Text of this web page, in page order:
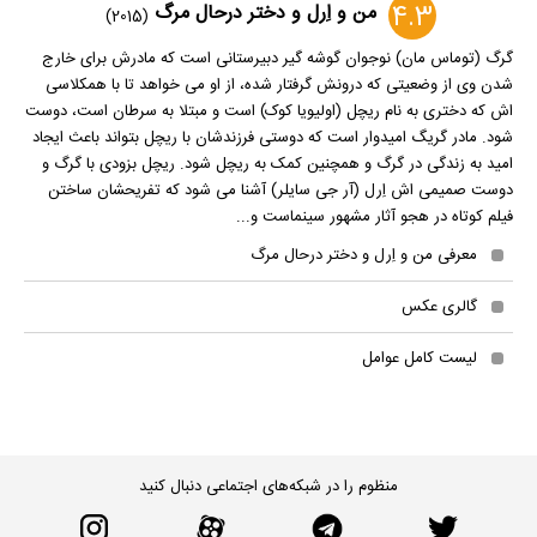
4.3 من و اِرل و دختر درحال مرگ (2015)
گرگ (توماس مان) نوجوان گوشه گیر دبیرستانی است که مادرش برای خارج
شدن وی از وضعیتی که درونش گرفتار شده، از او می خواهد تا با همکلاسی
اش که دختری به نام ریچل (اولیویا کوک) است و مبتلا به سرطان است، دوست
شود. مادر گریگ امیدوار است که دوستی فرزندشان با ریچل بتواند باعث ایجاد
امید به زندگی در گرگ و همچنین کمک به ریچل شود. ریچل بزودی با گرگ و
دوست صمیمی اش اِرل (آر جی سایلر) آشنا می شود که تفریحشان ساختن
فیلم کوتاه در هجو آثار مشهور سینماست و...
معرفی من و اِرل و دختر درحال مرگ
گالری عکس
لیست کامل عوامل
منظوم را در شبکه‌های اجتماعی دنبال کنید